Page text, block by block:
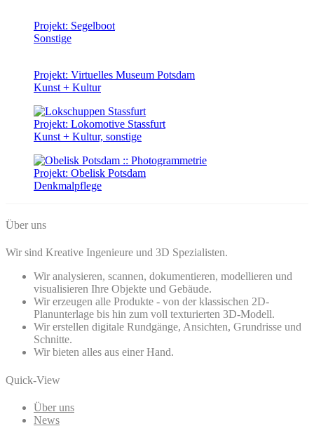
Projekt: Segelboot
Sonstige
Projekt: Virtuelles Museum Potsdam
Kunst + Kultur
Projekt: Lokomotive Stassfurt
Kunst + Kultur, sonstige
Projekt: Obelisk Potsdam
Denkmalpflege
Über uns
Wir sind Kreative Ingenieure und 3D Spezialisten.
Wir analysieren, scannen, dokumentieren, modellieren und
visualisieren Ihre Objekte und Gebäude.
Wir erzeugen alle Produkte - von der klassischen 2D-
Planunterlage bis hin zum voll texturierten 3D-Modell.
Wir erstellen digitale Rundgänge, Ansichten, Grundrisse und
Schnitte.
Wir bieten alles aus einer Hand.
Quick-View
Über uns
News